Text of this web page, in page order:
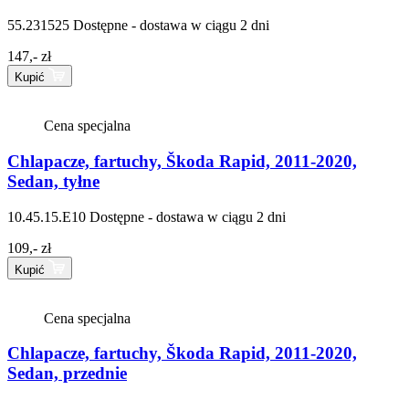
55.231525 Dostępne - dostawa w ciągu 2 dni
147,- zł
Kupić
Cena specjalna
Chlapacze, fartuchy, Škoda Rapid, 2011-2020,
Sedan, tyłne
10.45.15.E10 Dostępne - dostawa w ciągu 2 dni
109,- zł
Kupić
Cena specjalna
Chlapacze, fartuchy, Škoda Rapid, 2011-2020,
Sedan, przednie